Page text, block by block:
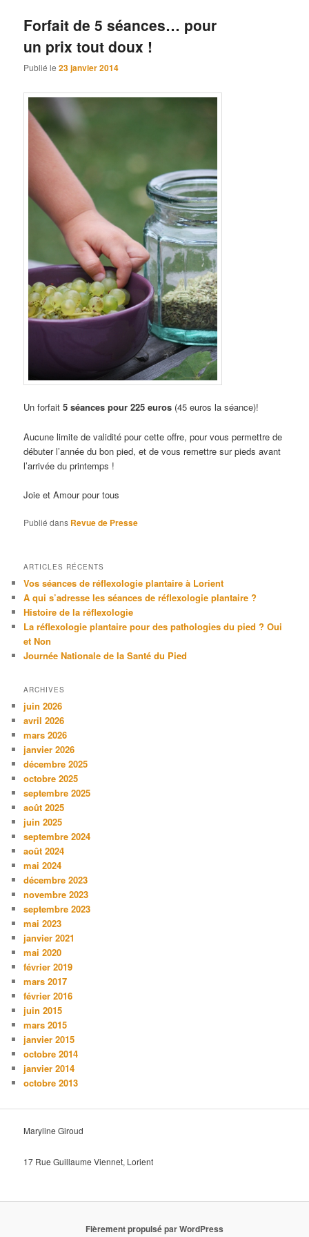
Forfait de 5 séances… pour
un prix tout doux !
Publié le23 janvier 2014
Un forfait5 séances pour 225 euros (45 euros la séance)!
Aucune limite de validité pour cette offre, pour vous permettre de
débuter l’année du bon pied, et de vous remettre sur pieds avant
l’arrivée du printemps !
Joie et Amour pour tous
Publié dans Revue de Presse
ARTICLES RÉCENTS
Vos séances de réflexologie plantaire à Lorient
A qui s’adresse les séances de réflexologie plantaire ?
Histoire de la réflexologie
La réflexologie plantaire pour des pathologies du pied ? Oui
et Non
Journée Nationale de la Santé du Pied
ARCHIVES
juin 2026
avril 2026
mars 2026
janvier 2026
décembre 2025
octobre 2025
septembre 2025
août 2025
juin 2025
septembre 2024
août 2024
mai 2024
décembre 2023
novembre 2023
septembre 2023
mai 2023
janvier 2021
mai 2020
février 2019
mars 2017
février 2016
juin 2015
mars 2015
janvier 2015
octobre 2014
janvier 2014
octobre 2013
Maryline Giroud
17 Rue Guillaume Viennet, Lorient
Fièrement propulsé par WordPress